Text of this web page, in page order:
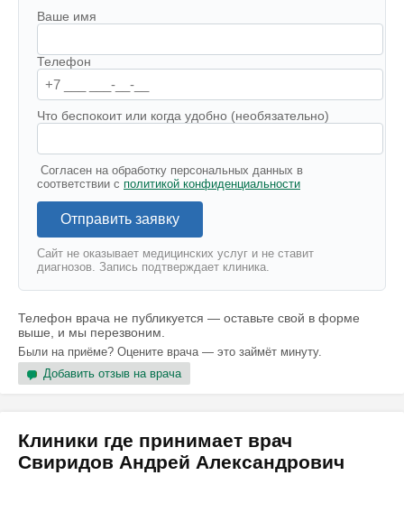
Ваше имя
Телефон
Что беспокоит или когда удобно (необязательно)
Согласен на обработку персональных данных в
соответствии с политикой конфиденциальности
Отправить заявку
Сайт не оказывает медицинских услуг и не ставит
диагнозов. Запись подтверждает клиника.
Телефон врача не публикуется — оставьте свой в форме
выше, и мы перезвоним.
Были на приёме? Оцените врача — это займёт минуту.
Добавить отзыв на врача
Клиники где принимает врач
Свиридов Андрей Александрович